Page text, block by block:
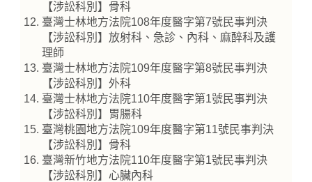
【涉訟科別】骨科
臺灣士林地方法院108年度醫字第7號民事判決
【涉訟科別】放射科、急診、內科、麻醉科及護
理師
臺灣士林地方法院109年度醫字第8號民事判決
【涉訟科別】外科
臺灣士林地方法院110年度醫字第1號民事判決
【涉訟科別】胃腸科
臺灣桃園地方法院109年度醫字第11號民事判決
【涉訟科別】骨科
臺灣新竹地方法院110年度醫字第1號民事判決
【涉訟科別】心臟內科